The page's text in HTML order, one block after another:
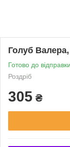
Голуб
Готово до відправки
Роздріб
305 ₴